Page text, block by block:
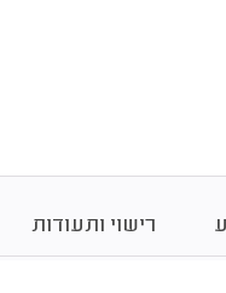
רישוי ותעודות